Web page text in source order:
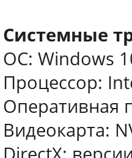
Системные
ОС: Windows
Процессор:
Оперативная
Видеокарта: